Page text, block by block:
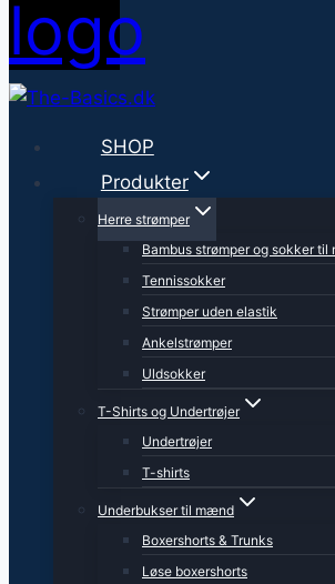
SHOP
Produkter
Herre strømper
Bambus strømper og sokker til
Tennissokker
Strømper uden elastik
Ankelstrømper
Uldsokker
T-Shirts og Undertrøjer
Undertrøjer
T-shirts
Underbukser til mænd
Boxershorts & Trunks
Løse boxershorts